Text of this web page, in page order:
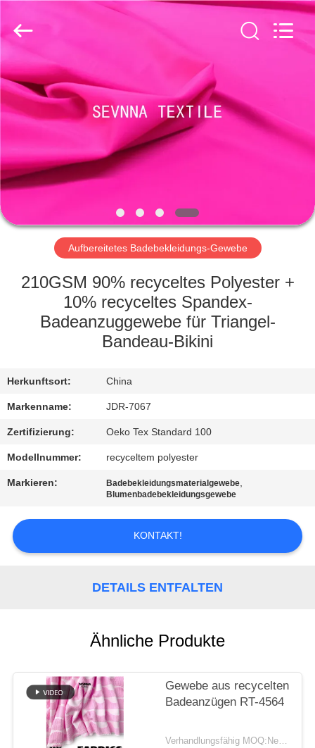
HAUS
PRODUKTE
VR
SHOW
ÜBER
FABRIK-
AUSFLUG
TRETEN
SIE
MIT
UNS
VERBINDUNG
PRIVACY
POLICY
Rights
Aufbereitetes Badebekleidungs-Gewebe
210GSM 90% recyceltes Polyester +
10% recyceltes Spandex-
Badeanzuggewebe für Triangel-
Bandeau-Bikini
Herkunftsort: China
Markenname: JDR-7067
Zertifizierung: Oeko Tex Standard 100
Modellnummer: recyceltem polyester
Markieren: Badebekleidungsmaterialgewebe,
Blumenbadebekleidungsgewebe
KONTAKT!
DETAILS ENTFALTEN
Ähnliche Produkte
Gewebe aus recycelten
Badeanzügen RT-4564
Verhandlungsfähig MOQ:Negotiable